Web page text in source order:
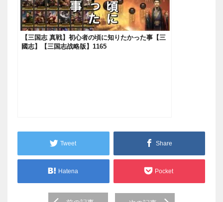
【三国志 真戦】初心者の頃に知りたかった事【三
國志】【三国志战略版】1165
Tweet Share
Hatena Pocket